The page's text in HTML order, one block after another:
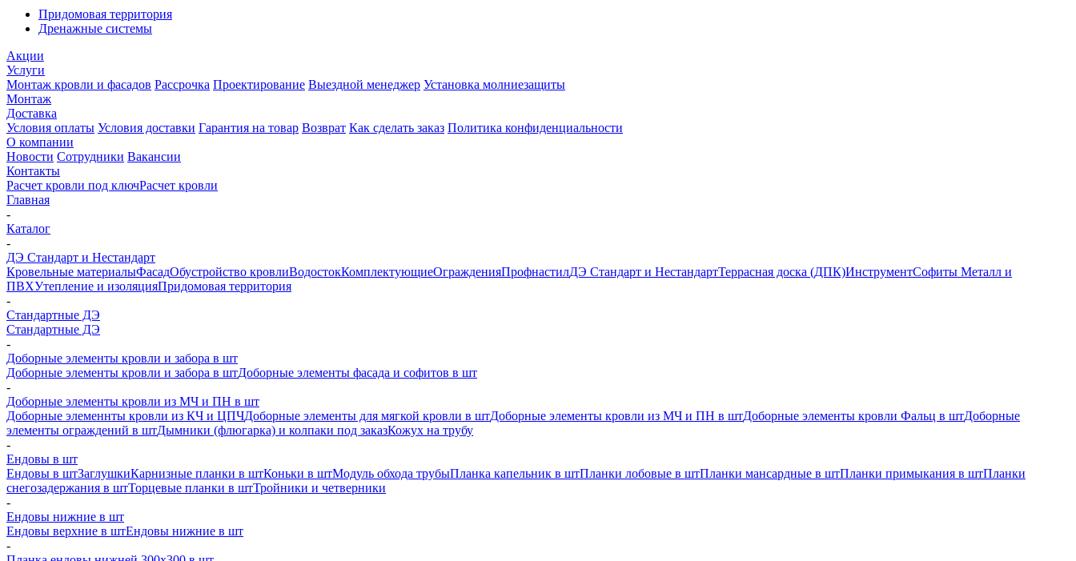
Придомовая территория
Дренажные системы
Акции
Услуги
Монтаж кровли и фасадов Рассрочка Проектирование Выездной менеджер Установка молниезащиты
Монтаж
Доставка
Условия оплаты Условия доставки Гарантия на товар Возврат Как сделать заказ Политика конфиденциальности
О компании
Новости Сотрудники Вакансии
Контакты
Расчет кровли под ключРасчет кровли
Главная
-
Каталог
-
ДЭ Стандарт и Нестандарт
Кровельные материалыФасадОбустройство кровлиВодостокКомплектующиеОгражденияПрофнастилДЭ Стандарт и НестандартТеррасная доска (ДПК)ИнструментСофиты Металл и
ПВХУтепление и изоляцияПридомовая территория
-
Стандартные ДЭ
Стандартные ДЭ
-
Доборные элементы кровли и забора в шт
Доборные элементы кровли и забора в штДоборные элементы фасада и софитов в шт
-
Доборные элементы кровли из МЧ и ПН в шт
Доборные элеменнты кровли из КЧ и ЦПЧДоборные элементы для мягкой кровли в штДоборные элементы кровли из МЧ и ПН в штДоборные элементы кровли Фальц в штДоборные
элементы ограждений в штДымники (флюгарка) и колпаки под заказКожух на трубу
-
Ендовы в шт
Ендовы в штЗаглушкиКарнизные планки в штКоньки в штМодуль обхода трубыПланка капельник в штПланки лобовые в штПланки мансардные в штПланки примыкания в штПланки
снегозадержания в штТорцевые планки в штТройники и четверники
-
Ендовы нижние в шт
Ендовы верхние в штЕндовы нижние в шт
-